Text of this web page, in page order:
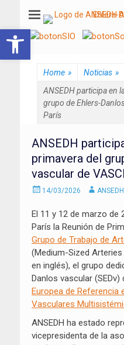
Asociación Nacional
Home » Noticias »
ANSEDH participa en
grupo de Ehlers-
París
ANSEDH
primavera del
vascular de
Enviado
14/03/2026 Autor
El 11 y 12 de marzo de
París la Reunión de
Grupo de Trabajo de
(Medium-Sized
en inglés), el grupo
Danlos vascular (SEDv)
Europea de Referencia
Vasculares
ANSEDH ha estado
vicepresidenta de la
Abrir barra de herramientas